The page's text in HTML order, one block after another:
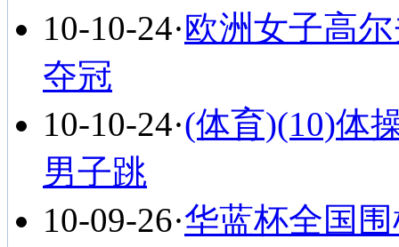
10-10-24·欧洲女子高
夺冠
10-10-24·(体育)(10)体
男子跳
10-09-26·华蓝杯全国